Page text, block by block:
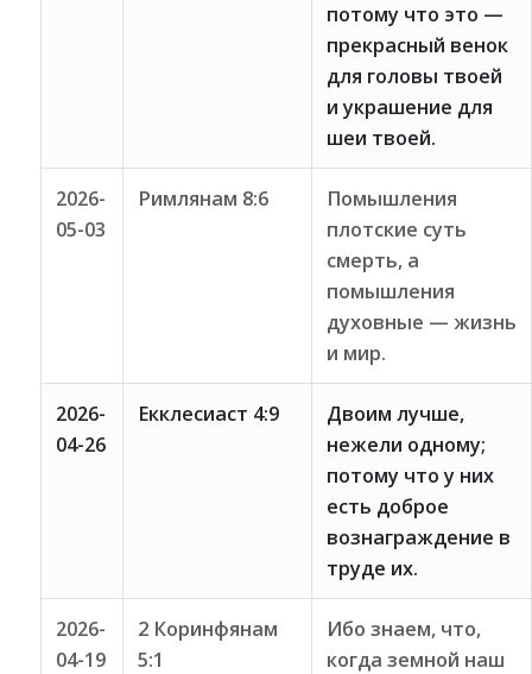
потому что это —
прекрасный венок
для головы твоей
и украшение для
шеи твоей.
2026-
05-03
Римлянам 8:6
Помышления
плотские суть
смерть, а
помышления
духовные — жизнь
и мир.
2026-
04-26
Екклесиаст 4:9
Двоим лучше,
нежели одному;
потому что у них
есть доброе
вознаграждение в
труде их.
2026-
04-19
2 Коринфянам
5:1
Ибо знаем, что,
когда земной наш